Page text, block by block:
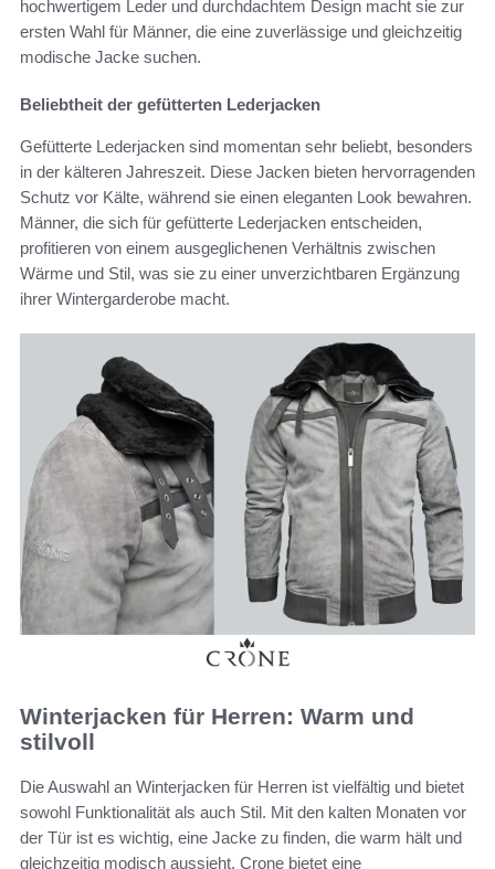
hochwertigem Leder und durchdachtem Design macht sie zur
ersten Wahl für Männer, die eine zuverlässige und gleichzeitig
modische Jacke suchen.
Beliebtheit der gefütterten Lederjacken
Gefütterte Lederjacken sind momentan sehr beliebt, besonders
in der kälteren Jahreszeit. Diese Jacken bieten hervorragenden
Schutz vor Kälte, während sie einen eleganten Look bewahren.
Männer, die sich für gefütterte Lederjacken entscheiden,
profitieren von einem ausgeglichenen Verhältnis zwischen
Wärme und Stil, was sie zu einer unverzichtbaren Ergänzung
ihrer Wintergarderobe macht.
Winterjacken für Herren: Warm und
stilvoll
Die Auswahl an Winterjacken für Herren ist vielfältig und bietet
sowohl Funktionalität als auch Stil. Mit den kalten Monaten vor
der Tür ist es wichtig, eine Jacke zu finden, die warm hält und
gleichzeitig modisch aussieht. Crone bietet eine